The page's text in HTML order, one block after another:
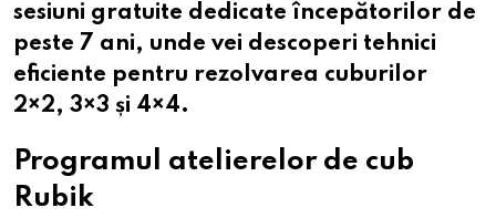
sesiuni gratuite dedicate începătorilor de
peste 7 ani, unde vei descoperi tehnici
eficiente pentru rezolvarea cuburilor
2×2, 3×3 și 4×4.
Programul atelierelor de cub
Rubik